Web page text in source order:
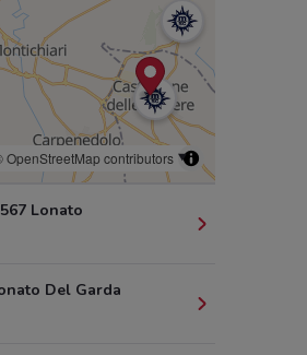
OpenStreetMap contributors
Lonato
Del Garda